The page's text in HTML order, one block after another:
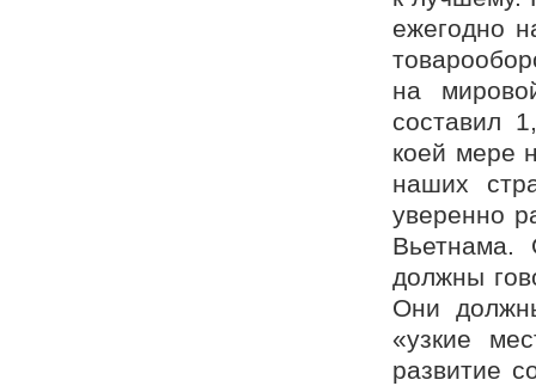
ежегодно
на
составил
коей мере
наших
уверенно
Вьетнама.
должны
Они
«узкие
развитие